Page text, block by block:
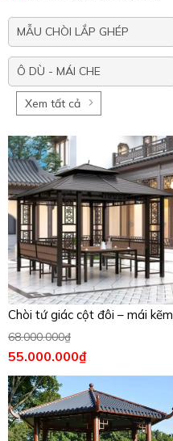
MẪU CHÒI LẮP GHÉP
Ô DÙ - MÁI CHE
Xem tất cả
Chòi tứ giác cột đôi – mái kẽm
68.000.000₫
55.000.000₫